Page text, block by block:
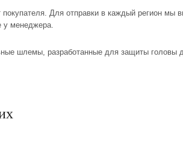
покупателя. Для отправки в каждый регион
у менеджера.
шлемы, разработанные для защиты головы